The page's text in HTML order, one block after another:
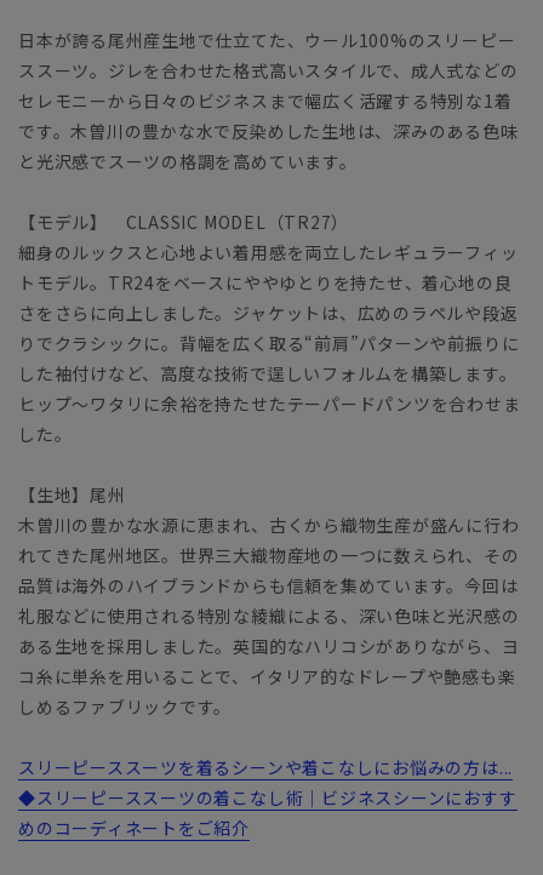
日本が誇る尾州産生地で仕立てた、ウール100%のスリーピー
ススーツ。ジレを合わせた格式高いスタイルで、成人式などの
セレモニーから日々のビジネスまで幅広く活躍する特別な1着
です。木曽川の豊かな水で反染めした生地は、深みのある色味
と光沢感でスーツの格調を高めています。
【モデル】 CLASSIC MODEL（TR27）
細身のルックスと心地よい着用感を両立したレギュラーフィッ
トモデル。TR24をベースにややゆとりを持たせ、着心地の良
さをさらに向上しました。ジャケットは、広めのラペルや段返
りでクラシックに。背幅を広く取る“前肩”パターンや前振りに
した袖付けなど、高度な技術で逞しいフォルムを構築します。
ヒップ～ワタリに余裕を持たせたテーパードパンツを合わせま
した。
【生地】尾州
木曽川の豊かな水源に恵まれ、古くから織物生産が盛んに行わ
れてきた尾州地区。世界三大織物産地の一つに数えられ、その
品質は海外のハイブランドからも信頼を集めています。今回は
礼服などに使用される特別な綾織による、深い色味と光沢感の
ある生地を採用しました。英国的なハリコシがありながら、ヨ
コ糸に単糸を用いることで、イタリア的なドレープや艶感も楽
しめるファブリックです。
スリーピーススーツを着るシーンや着こなしにお悩みの方は...
◆スリーピーススーツの着こなし術｜ビジネスシーンにおすす
めのコーディネートをご紹介